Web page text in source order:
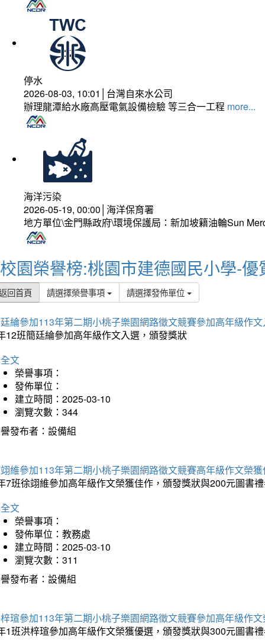
停水
2026-08-03, 10:01│台灣自來水公司
辦理龍潭給水廠高壓電氣設備檢驗 等三合一工程 more...
海洋污染
2026-05-19, 00:00│海洋保育署
地方單位\金門縣政府\環境保護局：新加坡籍油輪Sun
校園榮譽榜:桃園市建德國民小學-優
回首頁 請選擇榮譽事項 請選擇發佈單位
綸參加113年第二期小桃子樂園網路徵文競賽參加高年級作
12班簡廷綸參加高年級作文入選，頒發獎狀
文
榮譽事項：
發佈單位：
建立時間：2025-03-10
瀏覽次數：344
發布者：設備組
維參加113年第二期小桃子樂園網路徵文競賽高年級作文榮
7班徐翊維參加高年級作文榮獲佳作，頒發獎狀與200元圖書
文
榮譽事項：
發佈單位：教務處
建立時間：2025-03-10
瀏覽次數：311
發布者：設備組
瑄參加113年第二期小桃子樂園網路徵文競賽參加高年級作
1班洪梓瑄參加高年級作文榮獲優選，頒發獎狀與300元圖書